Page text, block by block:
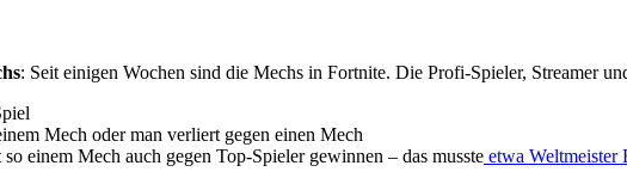
: Seit einigen Wochen sind die Mechs in Fortnite. Die Profi-Spieler, Streamer
Mech oder man verliert gegen einen Mech
einem Mech auch gegen Top-Spieler gewinnen – das musste etwa Weltmeister